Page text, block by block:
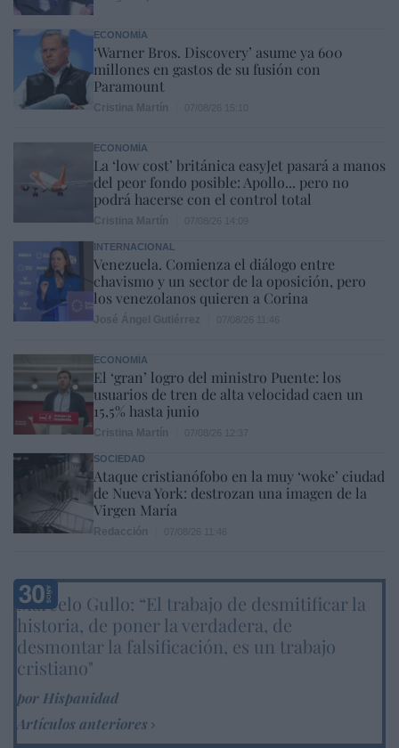
ECONOMÍA
‘Warner Bros. Discovery’ asume ya 600
millones en gastos de su fusión con
Paramount
ECONOMÍA
La ‘low cost’ británica easyJet pasará a manos
del peor fondo posible: Apollo... pero no
podrá hacerse con el control total
INTERNACIONAL
Venezuela. Comienza el diálogo entre
chavismo y un sector de la oposición, pero
los venezolanos quieren a Corina
ECONOMÍA
El ‘gran’ logro del ministro Puente: los
usuarios de tren de alta velocidad caen un
15,5% hasta junio
SOCIEDAD
Ataque cristianófobo en la muy ‘woke’ ciudad
de Nueva York: destrozan una imagen de la
Virgen María
Marcelo Gullo: “El trabajo de desmitificar la
historia, de poner la verdadera, de
desmontar la falsificación, es un trabajo
cristiano"
por Hispanidad
Artículos anteriores